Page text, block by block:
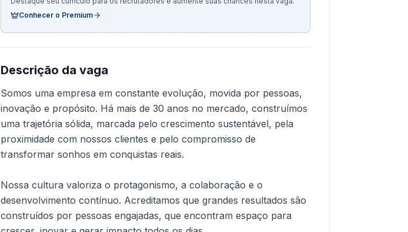
Conhecer o Premium
Descrição da vaga
Somos uma empresa em constante evolução, movida por pessoas,
inovação e propósito. Há mais de 30 anos no mercado, construímos
uma trajetória sólida, marcada pelo crescimento sustentável, pela
proximidade com nossos clientes e pelo compromisso de
transformar sonhos em conquistas reais.
Nossa cultura valoriza o protagonismo, a colaboração e o
desenvolvimento contínuo. Acreditamos que grandes resultados são
construídos por pessoas engajadas, que encontram espaço para